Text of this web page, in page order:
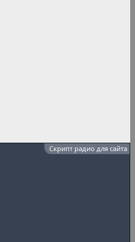
Скрипт радио для сайта